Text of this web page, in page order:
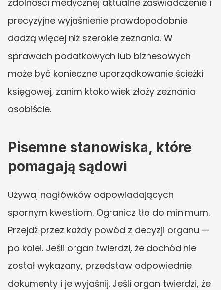
zdolności medycznej aktualne zaświadczenie i
precyzyjne wyjaśnienie prawdopodobnie
dadzą więcej niż szerokie zeznania. W
sprawach podatkowych lub biznesowych
może być konieczne uporządkowanie ścieżki
księgowej, zanim ktokolwiek złoży zeznania
osobiście.
Pisemne stanowiska, które
pomagają sądowi
Używaj nagłówków odpowiadających
spornym kwestiom. Ogranicz tło do minimum.
Przejdź przez każdy powód z decyzji organu —
po kolei. Jeśli organ twierdzi, że dochód nie
został wykazany, przedstaw odpowiednie
dokumenty i je wyjaśnij. Jeśli organ twierdzi, że